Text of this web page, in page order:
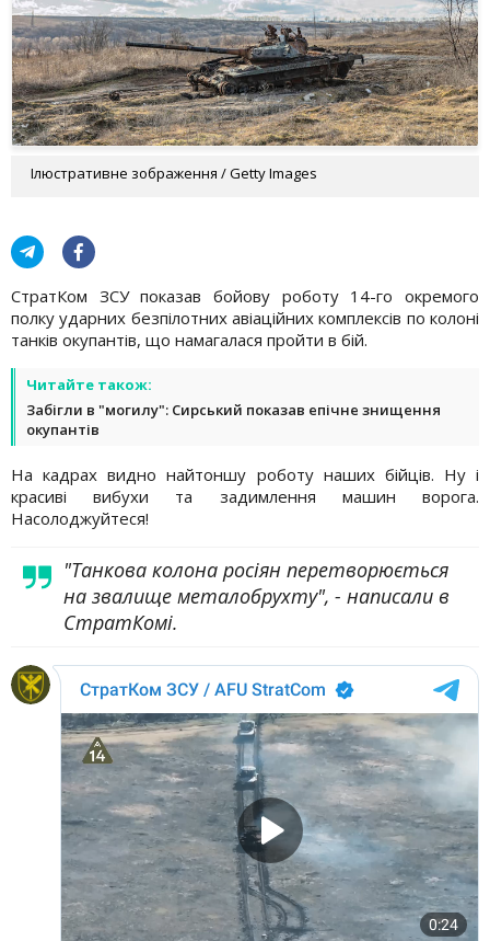
Ілюстративне зображення / Getty Images
СтратКом ЗСУ показав бойову роботу 14-го окремого
полку ударних безпілотних авіаційних комплексів по колоні
танків окупантів, що намагалася пройти в бій.
Читайте також:
Забігли в "могилу": Сирський показав епічне знищення
окупантів
На кадрах видно найтоншу роботу наших бійців. Ну і
красиві вибухи та задимлення машин ворога.
Насолоджуйтеся!
"Танкова колона росіян перетворюється
на звалище металобрухту", - написали в
СтратКомі.